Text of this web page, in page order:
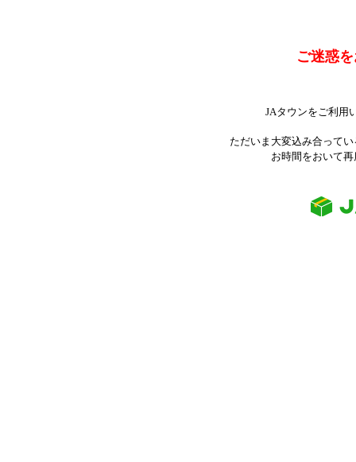
ご迷惑
JAタウンをご利用
ただいま大変込み合って
お時間をおいて